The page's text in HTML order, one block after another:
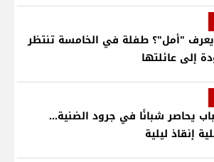
"أمل"؟ طفلة في الخامسة تنتظر
إلى عائلتها
يحاصر شبانًا في جرود الضنية...
إنقاذ ليلية